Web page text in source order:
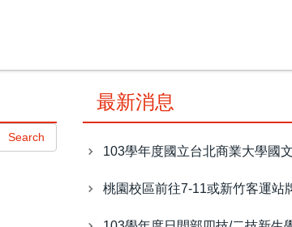
Search
最新消息
103學年度國立台北商業大學國
桃園校區前往7-11或新竹客運站